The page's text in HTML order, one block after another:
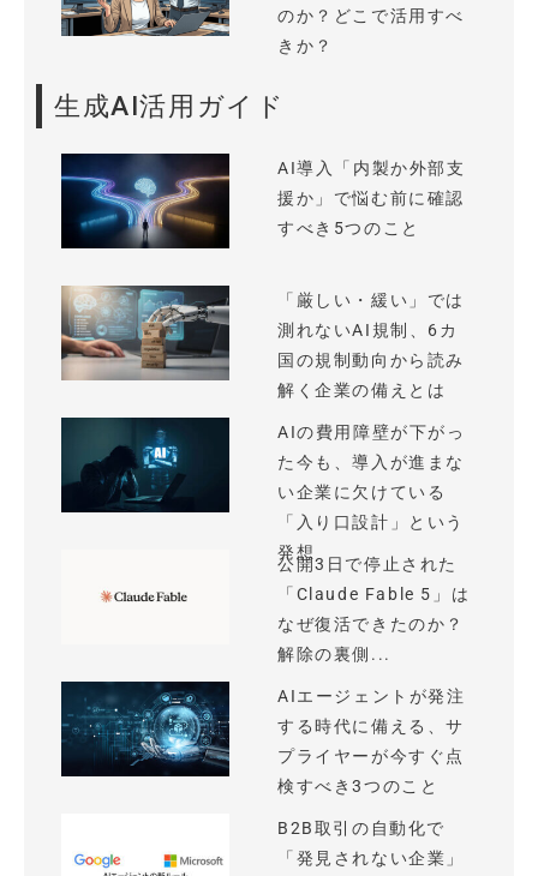
のか？どこで活用すべ
きか？
生成AI活用ガイド
AI導入「内製か外部支
援か」で悩む前に確認
すべき5つのこと
「厳しい・緩い」では
測れないAI規制、6カ
国の規制動向から読み
解く企業の備えとは
AIの費用障壁が下がっ
た今も、導入が進まな
い企業に欠けている
「入り口設計」という
発想
公開3日で停止された
「Claude Fable 5」は
なぜ復活できたのか？
解除の裏側...
AIエージェントが発注
する時代に備える、サ
プライヤーが今すぐ点
検すべき3つのこと
B2B取引の自動化で
「発見されない企業」